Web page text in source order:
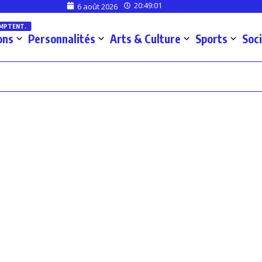
6 août 2026 20:49:01
Personnalités Arts & Culture Sports